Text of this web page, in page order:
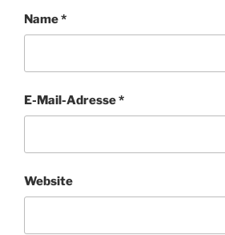
Name*
E-Mail-Adresse*
Website